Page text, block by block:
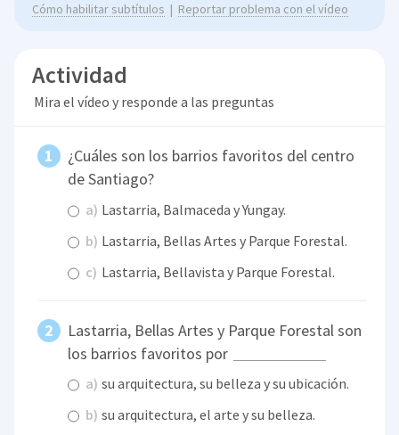
Cómo habilitar subtítulos | Reportar problema con el vídeo
Actividad
Mira el vídeo y responde a las preguntas
¿Cuáles son los barrios favoritos del centro
de Santiago?
a) Lastarria, Balmaceda y Yungay.
b) Lastarria, Bellas Artes y Parque Forestal.
c) Lastarria, Bellavista y Parque Forestal.
Lastarria, Bellas Artes y Parque Forestal son
los barrios favoritos por
a) su arquitectura, su belleza y su ubicación.
b) su arquitectura, el arte y su belleza.